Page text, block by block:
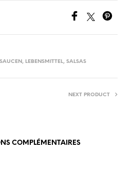
, LEBENSMITTEL, SALSAS
NEXT PRODUCT
COMPLÉMENTAIRES